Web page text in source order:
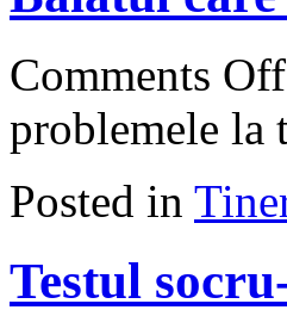
Comments Off
problemele la
Posted in
Testul